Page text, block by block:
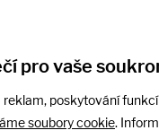
pro vaše
reklam, poskytování
soubory cookie.